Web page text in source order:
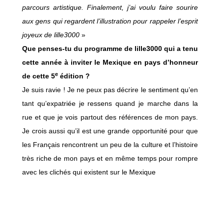
parcours artistique. Finalement, j’ai voulu faire sourire
aux gens qui regardent l’illustration pour rappeler l’esprit
joyeux de lille3000 »
Que penses-tu du programme de lille3000 qui a tenu
cette année à inviter le Mexique en pays d’honneur
de cette 5e édition ?
Je suis ravie ! Je ne peux pas décrire le sentiment qu’en
tant qu’expatriée je ressens quand je marche dans la
rue et que je vois partout des références de mon pays.
Je crois aussi qu’il est une grande opportunité pour que
les Français rencontrent un peu de la culture et l’histoire
très riche de mon pays et en même temps pour rompre
avec les clichés qui existent sur le Mexique